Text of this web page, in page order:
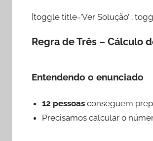
[toggle title=’Ver Solução’ ;
Regra de Três – Cálculo
Entendendo o enunciado
12 pessoas conseguem
Precisamos calcular o